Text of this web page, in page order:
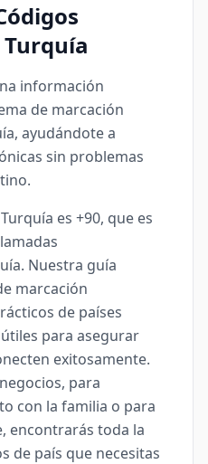
información
de marcación
ayudándote a
sin problemas
es +90, que es
Nuestra guía
marcación
de países
para asegurar
exitosamente.
para
con la familia o para
encontrarás toda la
de país que necesitas